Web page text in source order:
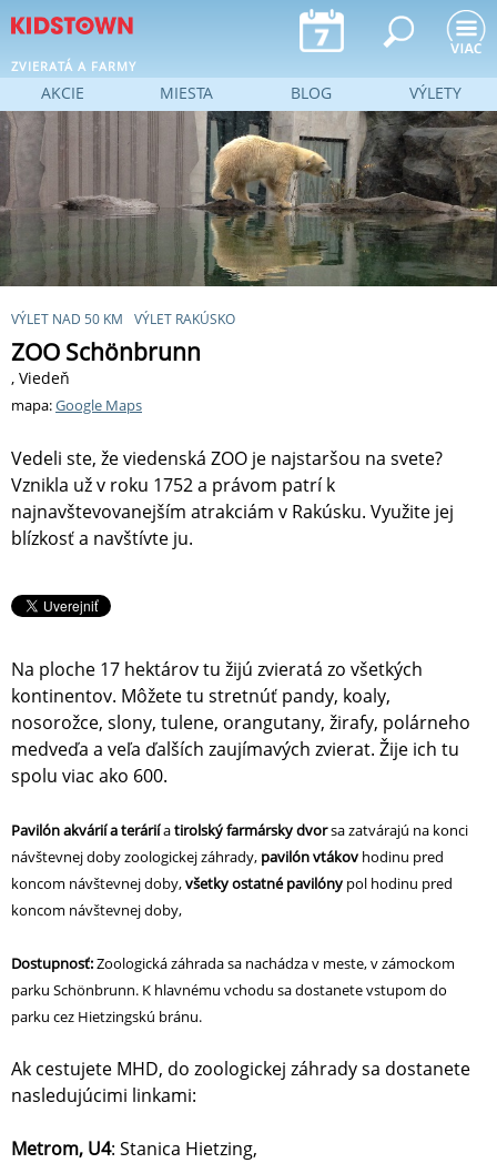
Jump to navigation
ZVIERATÁ A FARMY
VÝLET NAD 50 KM VÝLET RAKÚSKO
ZOO Schönbrunn
, Viedeň
mapa:Google Maps
Vedeli ste, že viedenská ZOO je najstaršou na svete?
Vznikla už v roku 1752 a právom patrí k
najnavštevovanejším atrakciám v Rakúsku. Využite jej
blízkosť a navštívte ju.
Na ploche 17 hektárov tu žijú zvieratá zo všetkých
kontinentov. Môžete tu stretnúť pandy, koaly,
nosorožce, slony, tulene, orangutany, žirafy, polárneho
medveďa a veľa ďalších zaujímavých zvierat. Žije ich tu
spolu viac ako 600.
Pavilón akvárií a teráriíatirolský farmársky dvorsa zatvárajú na konci
návštevnej doby zoologickej záhrady, pavilón vtákov hodinu pred
koncom návštevnej doby,všetky ostatné pavilóny pol hodinu pred
koncom návštevnej doby,
Dostupnosť:Zoologická záhrada sa nachádza v meste, v zámockom
parku Schönbrunn. K hlavnému vchodu sa dostanete vstupom do
parku cez Hietzingskú bránu.
Ak cestujete MHD, do zoologickej záhrady sa dostanete
nasledujúcimi linkami:
Metrom, U4: Stanica Hietzing,
AKCIE MIESTA BLOG VÝLETY